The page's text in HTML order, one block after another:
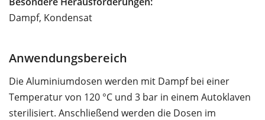
Dampf, Kondensat
Anwendungsbereich
Die Aluminiumdosen werden mit Dampf bei einer
Temperatur von 120 °C und 3 bar in einem Autoklaven
sterilisiert. Anschließend werden die Dosen im